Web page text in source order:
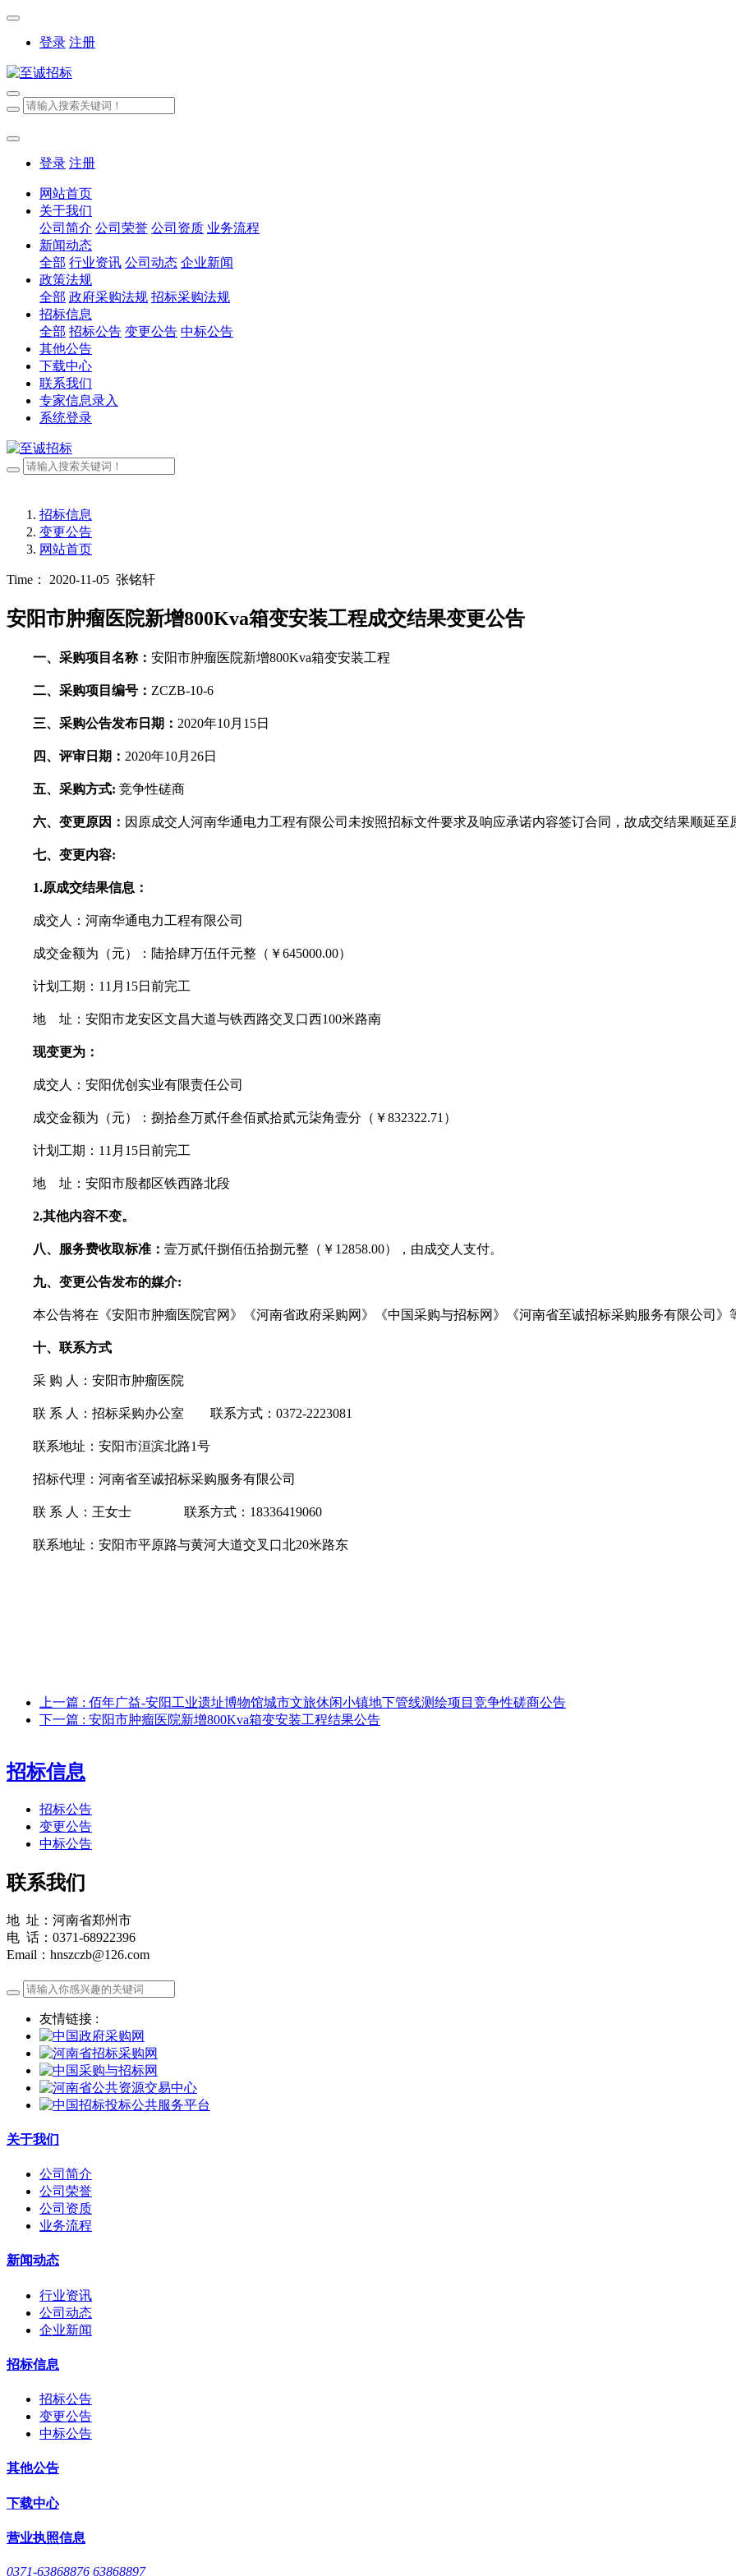
登录 注册
登录 注册
网站首页
关于我们
公司简介 公司荣誉 公司资质 业务流程
新闻动态
全部 行业资讯 公司动态 企业新闻
政策法规
全部 政府采购法规 招标采购法规
招标信息
全部 招标公告 变更公告 中标公告
其他公告
下载中心
联系我们
专家信息录入
系统登录
招标信息
变更公告
网站首页
Time： 2020-11-05 张铭轩
安阳市肿瘤医院新增800Kva箱变安装工程成交结果变更公告
一、采购项目名称： 安阳市肿瘤医院新增800Kva箱变安装工程
二、采购项目编号： ZCZB-10-6
三、 采购公告发布日期： 2020年10月 15日
四、 评审日期： 2020年10月 26日
五、 采购方式: 竞争性磋商
六、变更原因： 因原成交人 河南华通电力工程有限公司 未按照招标文件要求及响应承诺内容签订合同，故成交结果顺延至
七、 变更内容:
1.原成交结果信息：
成交人：河南华通电力工程有限公司
成交金额为（元）：陆拾肆万伍仟元整（￥645000.00）
计划工期： 11月15日前完工
地 址：安阳市龙安区文昌大道与铁西路交叉口西100米路南
现变更为：
成交人：安阳优创实业有限责任公司
成交金额为（元）：捌拾叁万贰仟叁佰贰拾贰元柒角壹分（￥832322.71 ）
计划工期： 11月15日前完工
地 址：安阳市殷都区铁西路北段
2.其他内容不变。
八、服务费收取标准： 壹万贰仟捌佰伍拾捌元整（￥ 12858.00），由成交人支付。
九、 变更公告发布的媒介:
本公告将在《安阳市肿瘤医院官网》《河南省政府采购网》《中国采购与招标网》《河南省至诚招标采购服务有限公司》
十、联系方式
采 购 人：安阳市肿瘤医院
联 系 人：招标采购办公室 联系方式： 0372-2223081
联系地址：安阳市洹滨北路1号
招标代理：河南省至诚招标采购服务有限公司
联 系 人：王女士 联系方式： 18336419060
联系地址：安阳市平原路与黄河大道交叉口北20米路东
上一篇 : 佰年广益-安阳工业遗址博物馆城市文旅休闲小镇地下管线测绘项目竞争性磋商公告
下一篇 : 安阳市肿瘤医院新增800Kva箱变安装工程结果公告
招标信息
招标公告
变更公告
中标公告
联系我们
地 址：河南省郑州市
电 话：0371-68922396
Email：hnszczb@126.com
友情链接 :
关于我们
公司简介
公司荣誉
公司资质
业务流程
新闻动态
行业资讯
公司动态
企业新闻
招标信息
招标公告
变更公告
中标公告
其他公告
下载中心
营业执照信息
0371-63868876 63868897